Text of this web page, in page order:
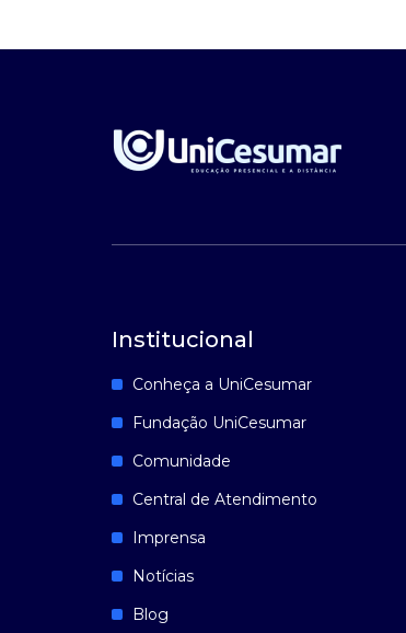
Institucional
Conheça a UniCesumar
Fundação UniCesumar
Comunidade
Central de Atendimento
Imprensa
Notícias
Blog